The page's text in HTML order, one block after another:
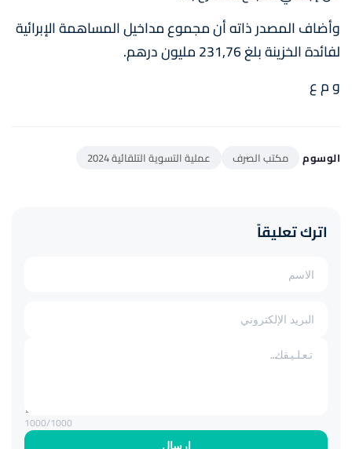
وأضاف المصدر ذاته أن مجموع مداخيل المساهمة الإبرائية
لفائدة الخزينة بلغ 231,76 مليون درهم.
و م ع
الوسوم مكتب الصرف عملية التسوية التلقائية 2024
اترك تعليقاً
إرسال
1000/1000